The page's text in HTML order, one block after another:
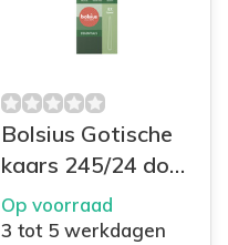
Bolsius Gotische
kaars 245/24 doos
8 Stormy Grey
Op voorraad
3 tot 5 werkdagen